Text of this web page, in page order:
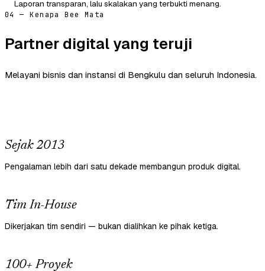
Laporan transparan, lalu skalakan yang terbukti menang.
04 — Kenapa Bee Mata
Partner digital yang teruji
Melayani bisnis dan instansi di Bengkulu dan seluruh Indonesia.
Sejak 2013
Pengalaman lebih dari satu dekade membangun produk digital.
Tim In-House
Dikerjakan tim sendiri — bukan dialihkan ke pihak ketiga.
100+ Proyek